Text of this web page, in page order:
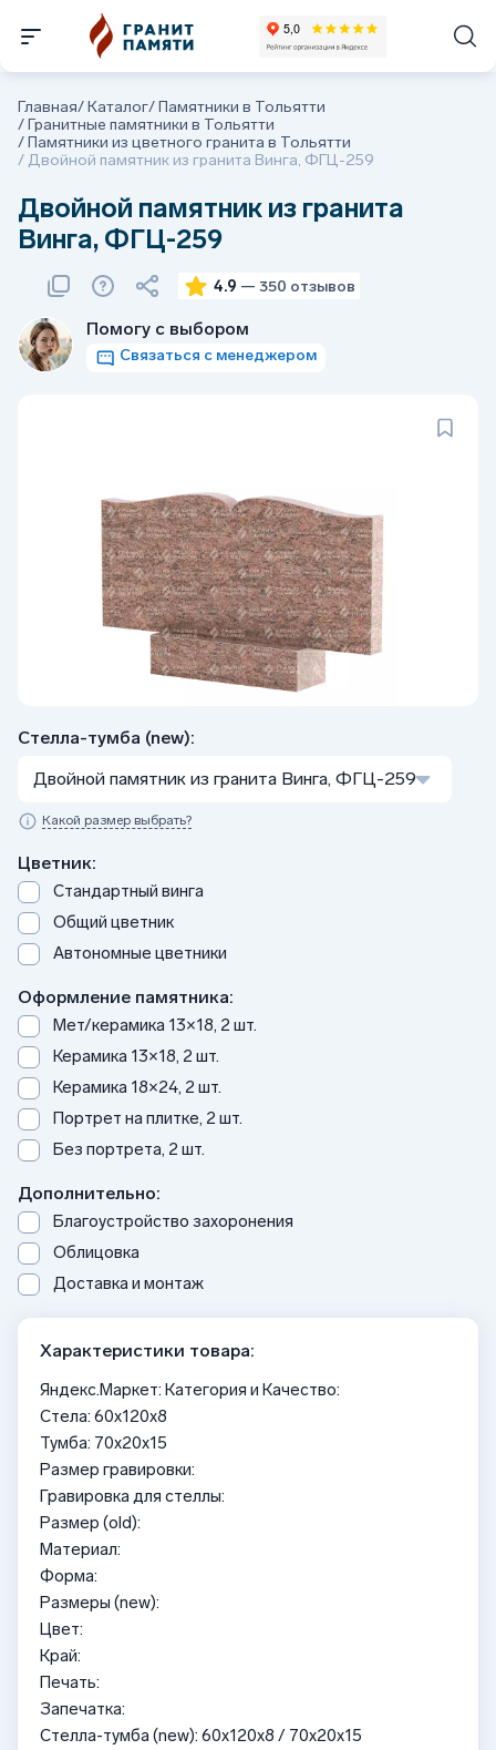
Главная/Каталог/Памятники в Тольятти
/Гранитные памятники в Тольятти
/Памятники из цветного гранита в Тольятти
/ Двойной памятник из гранита Винга, ФГЦ-259
Двойной памятник из гранита
Винга, ФГЦ-259
4.9 — 350 отзывов
Помогу с выбором
Связаться с менеджером
Стелла-тумба (new):
Двойной памятник из гранита Винга, ФГЦ-259
Какой размер выбрать?
Цветник:
Стандартный винга
Общий цветник
Автономные цветники
Оформление памятника:
Мет/керамика 13×18, 2 шт.
Керамика 13×18, 2 шт.
Керамика 18×24, 2 шт.
Портрет на плитке, 2 шт.
Без портрета, 2 шт.
Дополнительно:
Благоустройство захоронения
Облицовка
Доставка и монтаж
Характеристики товара:
Яндекс.Маркет: Категория и Качество:
Стела: 60х120х8
Тумба: 70x20x15
Размер гравировки:
Гравировка для стеллы:
Размер (old):
Материал:
Форма:
Размеры (new):
Цвет:
Край:
Печать:
Запечатка:
Стелла-тумба (new): 60x120x8 / 70x20x15